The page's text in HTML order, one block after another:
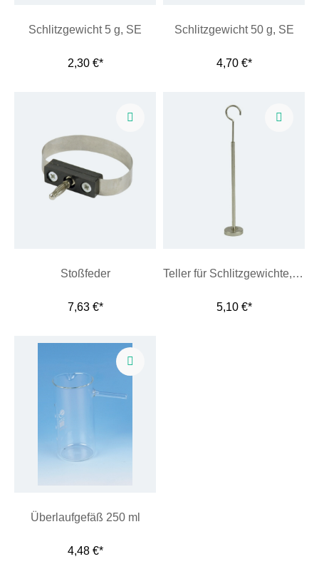
Schlitzgewicht 5 g, SE
2,30 €*
Schlitzgewicht 50 g, SE
4,70 €*
Stoßfeder
7,63 €*
Teller für Schlitzgewichte, 10 g, SE
5,10 €*
Überlaufgefäß 250 ml
4,48 €*